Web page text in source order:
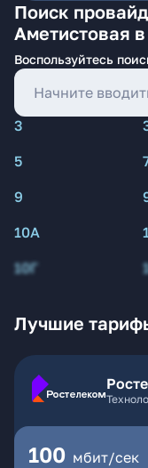
Поиск
Аметистовая
Воспользуйтесь
3
5
9
10А
10Г
Лучшие
100 мбит/сек